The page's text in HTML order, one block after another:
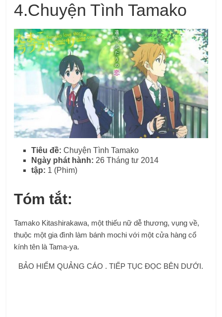
4.Chuyện Tình Tamako
Tiêu đề:Chuyện Tình Tamako
Ngày phát hành: 26 Tháng tư 2014
tập: 1 (Phim)
Tóm tắt:
Tamako Kitashirakawa, một thiếu nữ dễ thương, vụng về,
thuộc một gia đình làm bánh mochi với một cửa hàng cổ
kính tên là Tama-ya.
BẢO HIỂM QUẢNG CÁO . TIẾP TỤC ĐỌC BÊN DƯỚI.